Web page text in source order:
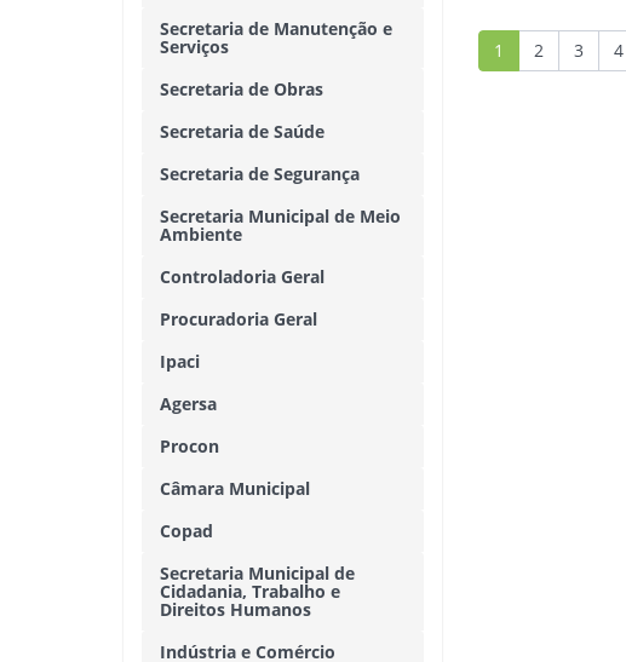
Secretaria de Manutenção e
Serviços
Secretaria de Obras
Secretaria de Saúde
Secretaria de Segurança
Secretaria Municipal de Meio
Ambiente
Controladoria Geral
Procuradoria Geral
Ipaci
Agersa
Procon
Câmara Municipal
Copad
Secretaria Municipal de
Cidadania, Trabalho e
Direitos Humanos
Indústria e Comércio
1 2 3 4